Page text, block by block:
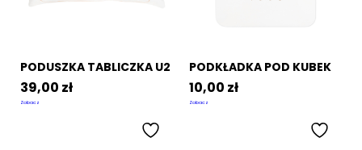
PODUSZKA TABLICZKA U2
39,00 zł
Zobacz
PODKŁADKA POD KUBEK
10,00 zł
Zobacz